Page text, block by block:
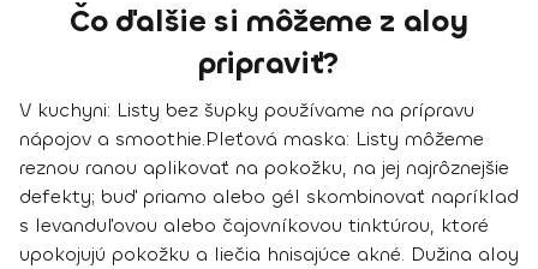
Čo ďalšie si môžeme z aloy
pripraviť?
V kuchyni: Listy bez šupky používame na prípravu
nápojov a smoothie.Pleťová maska: Listy môžeme
reznou ranou aplikovať na pokožku, na jej najrôznejšie
defekty; buď priamo alebo gél skombinovať napríklad
s levanduľovou alebo čajovníkovou tinktúrou, ktoré
upokojujú pokožku a liečia hnisajúce akné. Dužina aloy